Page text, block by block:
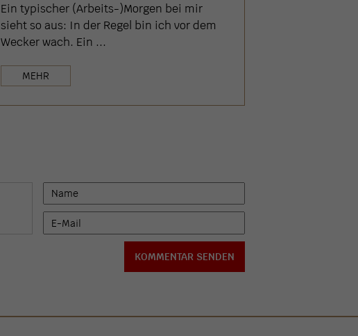
Ein typischer (Arbeits-)Morgen bei mir
sieht so aus: In der Regel bin ich vor dem
Wecker wach. Ein ...
MEHR